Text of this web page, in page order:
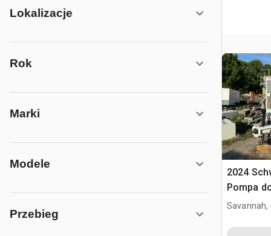
Lokalizacje
Rok
Marki
Modele
Przebieg
2024
Pompa
Savannah,